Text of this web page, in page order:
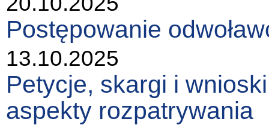
Postępowanie
13.10.2025
Petycje, skargi i
aspekty rozpatrywania